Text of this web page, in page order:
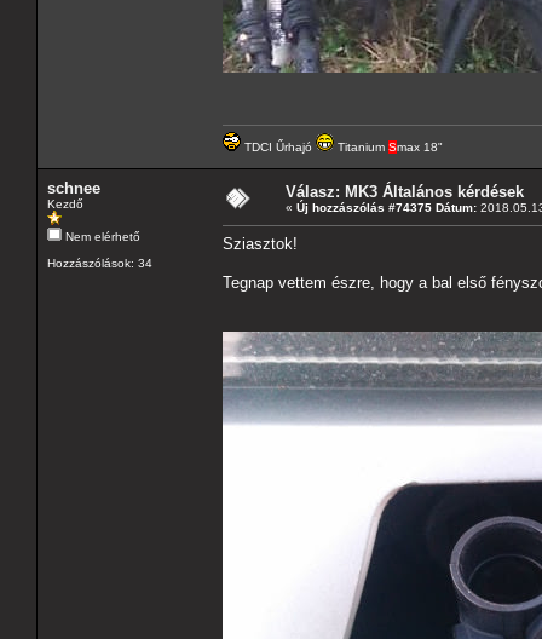
TDCI Űrhajó Titanium Smax 18"
schnee
Kezdő
Nem elérhető
Hozzászólások: 34
Válasz: MK3 Általános kérdések
« Új hozzászólás #74375 Dátum:
Sziasztok!
Tegnap vettem észre, hogy a bal első